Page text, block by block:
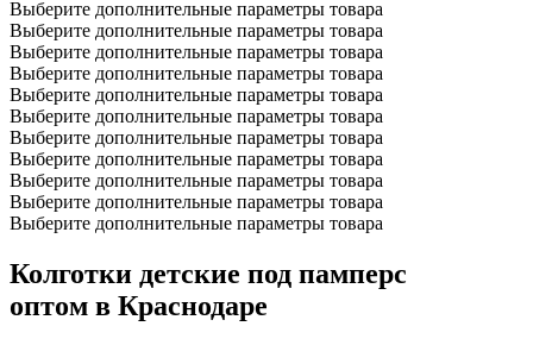
Выберите дополнительные параметры товара
Выберите дополнительные параметры товара
Выберите дополнительные параметры товара
Выберите дополнительные параметры товара
Выберите дополнительные параметры товара
Выберите дополнительные параметры товара
Выберите дополнительные параметры товара
Выберите дополнительные параметры товара
Выберите дополнительные параметры товара
Выберите дополнительные параметры товара
Выберите дополнительные параметры товара
Колготки детские под памперс
оптом в Краснодаре